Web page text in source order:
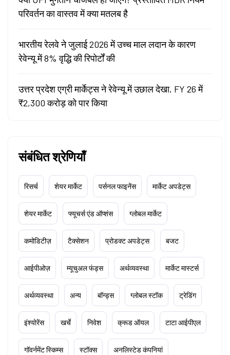
परिवर्तन का वास्तव में क्या मतलब है
भारतीय रेलवे ने जुलाई 2026 में उच्च माल लदान के कारण
रेवेन्यू में 8% वृद्धि की रिपोर्टों की
उत्तर प्रदेश एग्री मार्केट्स ने रेवेन्यू में उछाल देखा, FY 26 में
₹2,300 करोड़ को पार किया
संबंधित श्रेणियाँ
रिसर्च शेयर मार्केट पर्सनल फाइनेंस मार्केट अपडेट्स
शेयर मार्केट फ्यूचर्स एंड ऑप्शंस ग्लोबल मार्केट
कमोडिटीज़ टैक्सेशन प्रोडक्ट अपडेट्स बजट
आईपीओज़ म्यूचुअल फंड्स अर्थव्यवस्था मार्केट मास्टर्स
अर्थव्यवस्था अन्य बॉन्ड्स ग्लोबल स्टॉक ट्रेडिंग
इंश्योरेंस खर्चे निवेश क्रूड ऑयल टाटा आईपीएल
गॉवर्नमेंट स्किम्स स्टॉक्स अनलिस्टेड कंपनियां